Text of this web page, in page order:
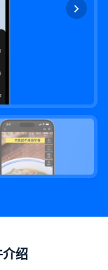
绍